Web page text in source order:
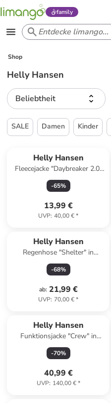
family
Shop
Helly Hansen
Beliebtheit
SALE Damen Kinder
Helly Hansen
Fleecejacke "Daybreaker 2.0"
in Dunkelblau
-65%
13,99 €
UVP: 40,00 €*
Helly Hansen
Regenhose "Shelter" in
Schwarz
-68%
ab: 21,99 €
UVP: 70,00 €*
Helly Hansen
Funktionsjacke "Crew" in
Dunkelblau
-70%
40,99 €
UVP: 140,00 €*